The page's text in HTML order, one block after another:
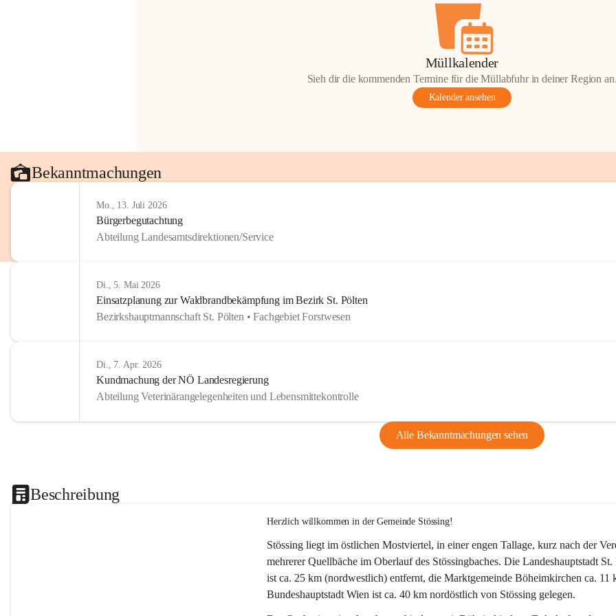
Müllkalender
Sieh dir die kommenden Termine für die Müllabfuhr in deiner Region
Kalender ansehen
Bekanntmachungen
Mo., 13. Juli 2026
Bürgerbegutachtung
Abteilung Landesamtsdirektionen/Service
Di., 5. Mai 2026
Einsatzplanung zur Waldbrandbekämpfung im Bezirk St. Pölten
Bezirkshauptmannschaft St. Pölten • Fachgebiet Forstwesen
Di., 7. Apr. 2026
Kundmachung der NÖ Landesregierung
Abteilung Veterinärangelegenheiten und Lebensmittekontrolle
Alle Bekanntmachungen sehen
Beschreibung
Herzlich willkommen in der Gemeinde Stössing!
Stössing liegt im östlichen Mostviertel, in einer engen Tallage, kurz nach der
mehrerer Quellbäche im Oberlauf des Stössingbaches. Die Landeshauptstadt
ist ca. 25 km (nordwestlich) entfernt, die Marktgemeinde Böheimkirchen ca.
Bundeshauptstadt Wien ist ca. 40 km nordöstlich von Stössing gelegen.